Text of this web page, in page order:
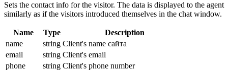
Sets the contact info for the visitor. The data is displayed to the agent
similarly as if the visitors introduced themselves in the chat window.
Name Type
Description
name
string Client's name сайта
email
string Client's email
phone
string Client's phone number